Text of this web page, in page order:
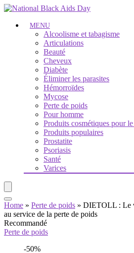
MENU
Alcoolisme et tabagisme
Articulations
Beauté
Cheveux
Diabète
Éliminer les parasites
Hémorroïdes
Mycose
Perte de poids
Pour homme
Produits cosmétiques pour
Produits populaires
Prostatite
Psoriasis
Santé
Varices
Home » Perte de poids » DIETOLL : Le
au service de la perte de poids
Recommandé
Perte de poids
-50%